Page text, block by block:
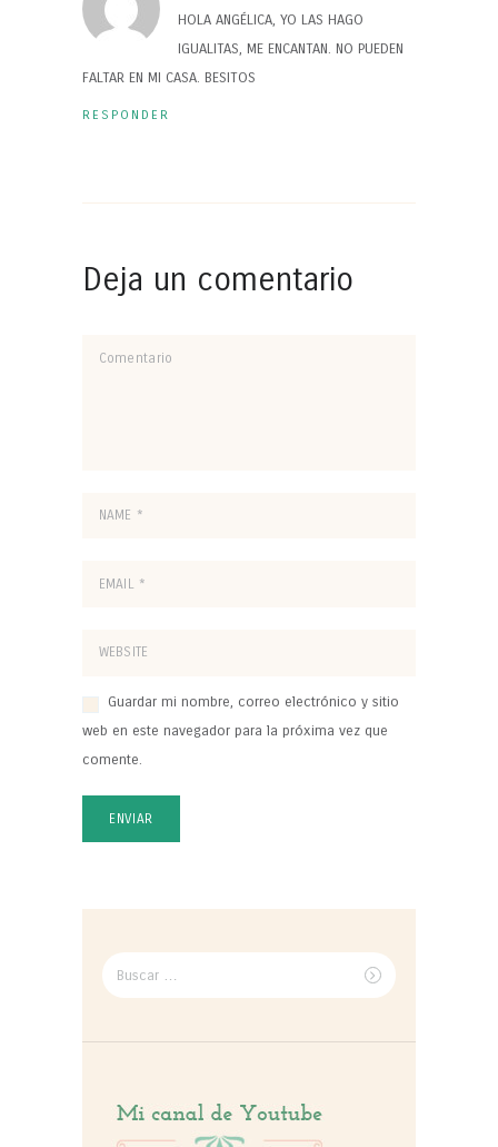
HOLA ANGÉLICA, YO LAS HAGO
IGUALITAS, ME ENCANTAN. NO PUEDEN
FALTAR EN MI CASA. BESITOS
RESPONDER
Deja un comentario
Guardar mi nombre, correo electrónico y sitio
web en este navegador para la próxima vez que
comente.
Buscar
por: